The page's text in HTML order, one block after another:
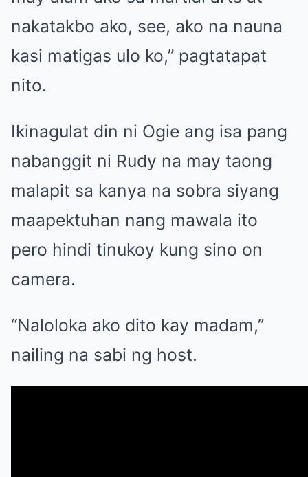
nakatakbo ako, see, ako na nauna
kasi matigas ulo ko,” pagtatapat
nito.
Ikinagulat din ni Ogie ang isa pang
nabanggit ni Rudy na may taong
malapit sa kanya na sobra siyang
maapektuhan nang mawala ito
pero hindi tinukoy kung sino on
camera.
“Naloloka ako dito kay madam,”
nailing na sabi ng host.